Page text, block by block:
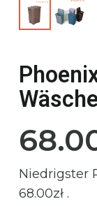
Niedrigster
68.00zł .